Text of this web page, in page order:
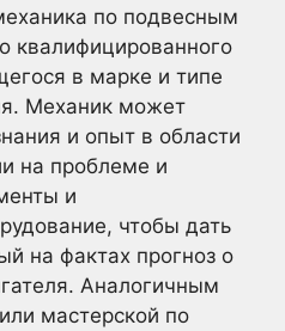
по подвесным
квалифицированного
в марке и типе
Механик может
и опыт в области
на проблеме и
и
чтобы дать
на фактах прогноз о
Аналогичным
мастерской по